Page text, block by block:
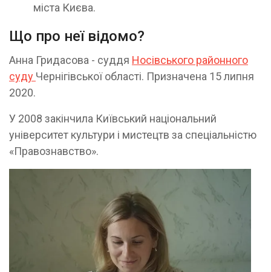
міста Києва.
Що про неї відомо?
Анна Гридасова - суддя Носівського районного
суду Чернігівської області. Призначена 15 липня
2020.
У 2008 закінчила Київський національний
університет культури і мистецтв за спеціальністю
«Правознавство».